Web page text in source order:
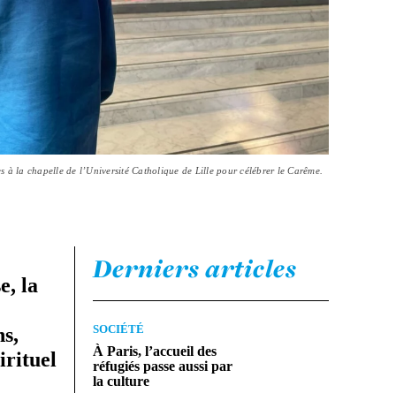
à la chapelle de l’Université Catholique de Lille pour célébrer le Carême.
la
Derniers articles
SOCIÉTÉ
À Paris, l’accueil des
réfugiés passe aussi par
la culture